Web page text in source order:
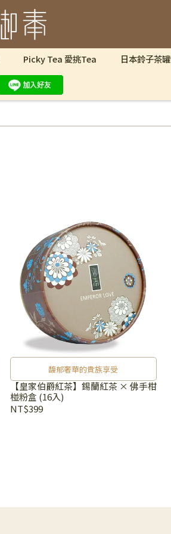
Picky Tea 愛挑Tea 日本鈴子茶罐
馥郁奢華的貴族享受
【皇家伯爵紅茶】錫蘭紅茶 × 佛手柑
椪粉盒 (16入)
NT$399